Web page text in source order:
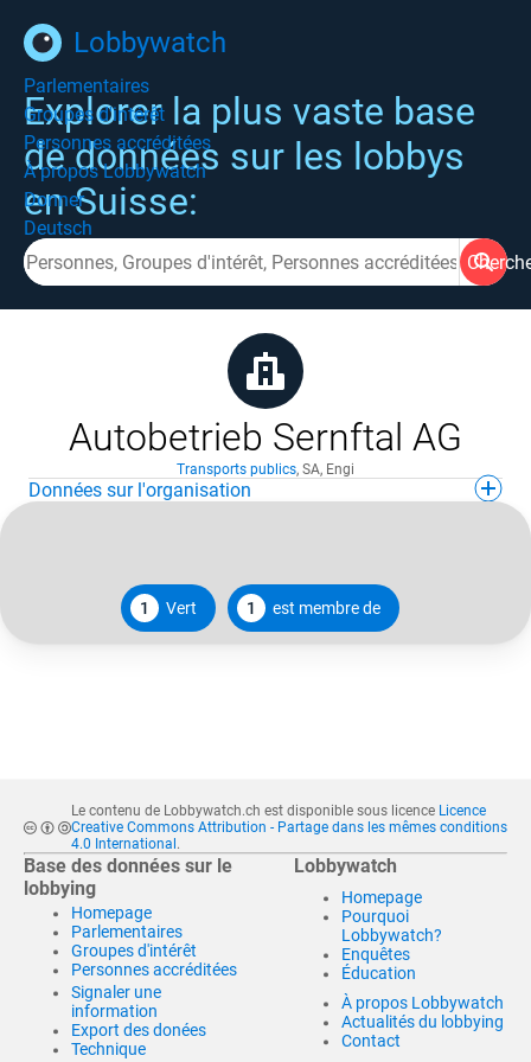
Lobbywatch
Parlementaires
Groupes d'intérêt
Personnes accréditées
À propos Lobbywatch
Donner
Deutsch
Explorer la plus vaste base
de données sur les lobbys
en Suisse:
Autobetrieb Sernftal AG
Transports publics, SA, Engi
Données sur l'organisation
1 Vert 1 est membre de
Le contenu de Lobbywatch.ch est disponible sous licence Licence
Creative Commons Attribution - Partage dans les mêmes conditions
4.0 International .
Base des données sur le
lobbying
Homepage
Parlementaires
Groupes d'intérêt
Personnes accréditées
Signaler une
information
Export des donées
Technique
Lobbywatch
Homepage
Pourquoi
Lobbywatch?
Enquêtes
Éducation
À propos Lobbywatch
Actualités du lobbying
Contact